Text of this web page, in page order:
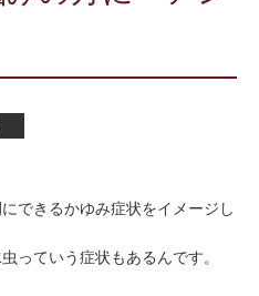
できるかゆみ症状をイメージし
っていう症状もあるんです。